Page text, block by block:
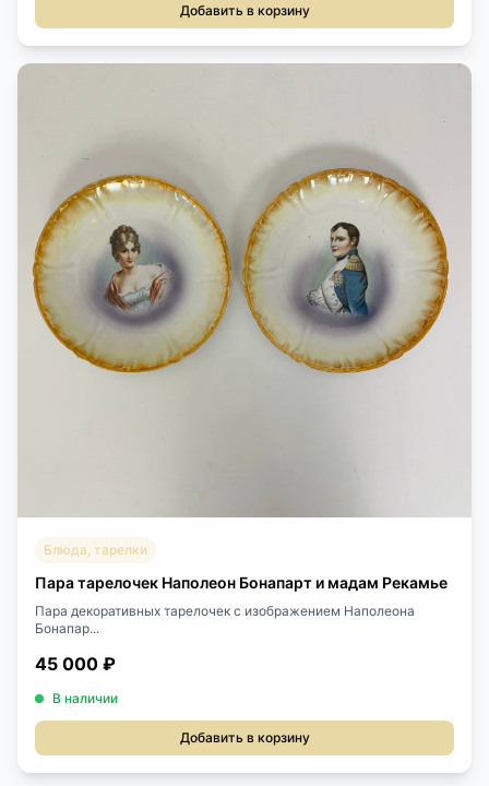
Добавить в корзину
Блюда, тарелки
Пара тарелочек Наполеон Бонапарт и мадам Рекамье
Пара декоративных тарелочек с изображением Наполеона
Бонапар...
45 000 ₽
В наличии
Добавить в корзину